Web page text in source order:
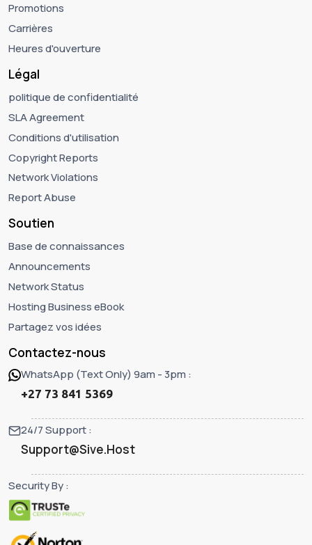
Promotions
Carrières
Heures d'ouverture
Légal
politique de confidentialité
SLA Agreement
Conditions d'utilisation
Copyright Reports
Network Violations
Report Abuse
Soutien
Base de connaissances
Announcements
Network Status
Hosting Business eBook
Partagez vos idées
Contactez-nous
WhatsApp (Text Only) 9am - 3pm :
+27 73 841 5369
24/7 Support :
Support@Sive.Host
Security By :